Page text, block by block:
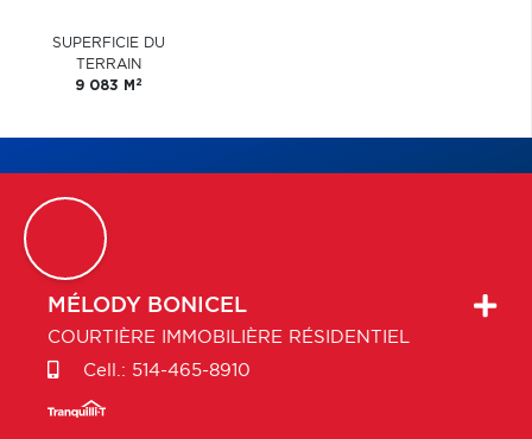
SUPERFICIE DU
TERRAIN
9 083 M 2
MÉLODY BONICEL
COURTIÈRE IMMOBILIÈRE RÉSIDENTIEL
Cell.: 514-465-8910